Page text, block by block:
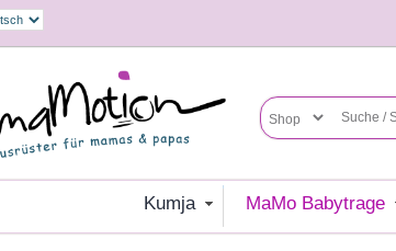
Kumja MaMo Babytrage